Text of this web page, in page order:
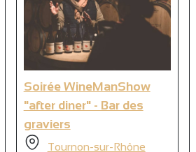
9
Soirée WineManShow
"after diner" - Bar des
graviers
Tournon-sur-Rhône